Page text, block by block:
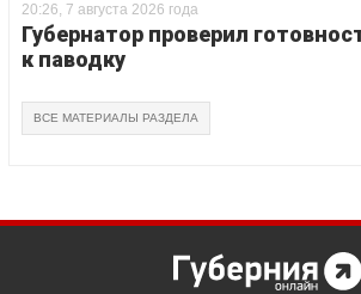
20:26, 7 августа 2026 года
Губернатор проверил
к паводку
ВСЕ МАТЕРИАЛЫ РАЗДЕЛА